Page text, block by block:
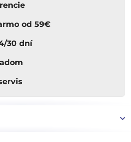
od 59€
30 dní